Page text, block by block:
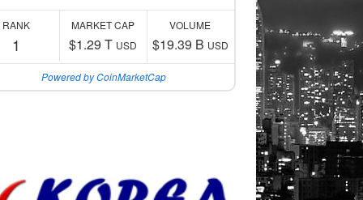
RANK
1
MARKET CAP
$1.29 T USD
VOLUME
$19.39 B USD
Powered by CoinMarketCap